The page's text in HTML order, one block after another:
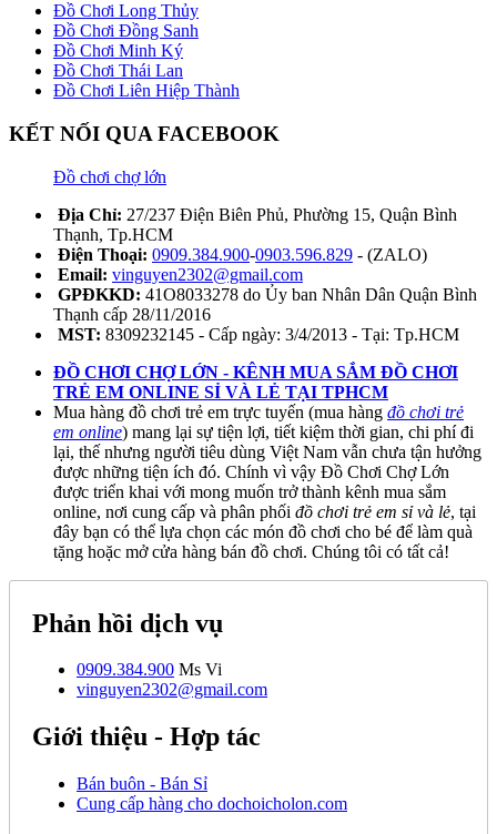
Đồ Chơi Long Thủy
Đồ Chơi Đồng Sanh
Đồ Chơi Minh Ký
Đồ Chơi Thái Lan
Đồ Chơi Liên Hiệp Thành
KẾT NỐI QUA FACEBOOK
Đồ chơi chợ lớn
Địa Chỉ: 27/237 Điện Biên Phủ, Phường 15, Quận Bình
Thạnh, Tp.HCM
Điện Thoại: 0909.384.900-0903.596.829 - (ZALO)
Email: vinguyen2302@gmail.com
GPĐKKD: 41O8033278 do Ủy ban Nhân Dân Quận Bình
Thạnh cấp 28/11/2016
MST: 8309232145 - Cấp ngày: 3/4/2013 - Tại: Tp.HCM
ĐỒ CHƠI CHỢ LỚN - KÊNH MUA SẮM ĐỒ CHƠI
TRẺ EM ONLINE SỈ VÀ LẺ TẠI TPHCM
Mua hàng đồ chơi trẻ em trực tuyến (mua hàng đồ chơi trẻ
em online) mang lại sự tiện lợi, tiết kiệm thời gian, chi phí đi
lại, thế nhưng người tiêu dùng Việt Nam vẫn chưa tận hưởng
được những tiện ích đó. Chính vì vậy Đồ Chơi Chợ Lớn
được triển khai với mong muốn trở thành kênh mua sắm
online, nơi cung cấp và phân phối đồ chơi trẻ em sỉ và lẻ, tại
đây bạn có thể lựa chọn các món đồ chơi cho bé để làm quà
tặng hoặc mở cửa hàng bán đồ chơi. Chúng tôi có tất cả!
Phản hồi dịch vụ
0909.384.900 Ms Vi
vinguyen2302@gmail.com
Giới thiệu - Hợp tác
Bán buôn - Bán Sỉ
Cung cấp hàng cho dochoicholon.com